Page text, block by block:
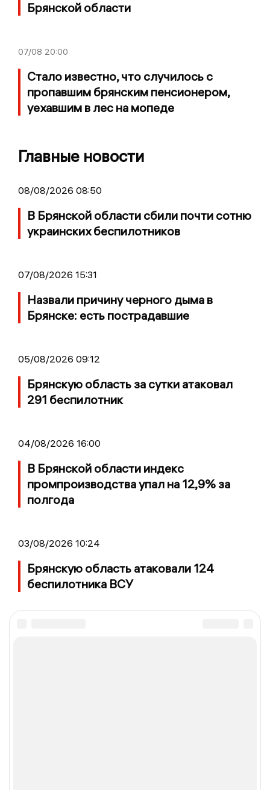
Брянской области
07/08 20:00
Стало известно, что случилось с
пропавшим брянским пенсионером,
уехавшим в лес на мопеде
Главные новости
08/08/2026 08:50
В Брянской области сбили почти сотню
украинских беспилотников
07/08/2026 15:31
Назвали причину черного дыма в
Брянске: есть пострадавшие
05/08/2026 09:12
Брянскую область за сутки атаковал
291 беспилотник
04/08/2026 16:00
В Брянской области индекс
промпроизводства упал на 12,9% за
полгода
03/08/2026 10:24
Брянскую область атаковали 124
беспилотника ВСУ